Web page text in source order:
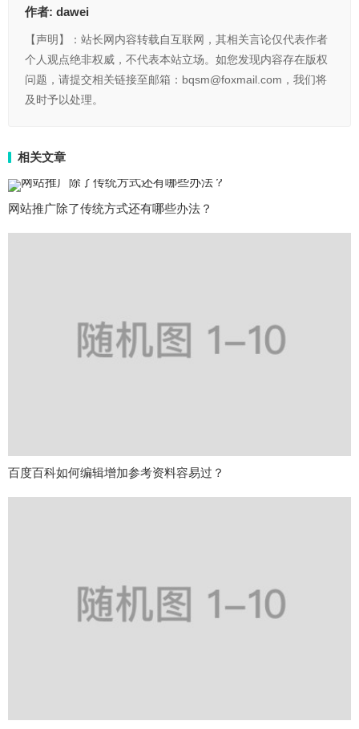
作者: dawei
【声明】：站长网内容转载自互联网，其相关言论仅代表作者
个人观点绝非权威，不代表本站立场。如您发现内容存在版权
问题，请提交相关链接至邮箱：bqsm@foxmail.com，我们将
及时予以处理。
相关文章
网站推广除了传统方式还有哪些办法？
百度百科如何编辑增加参考资料容易过？